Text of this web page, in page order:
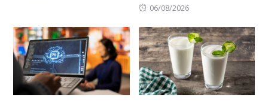
Posted
06/08/2026